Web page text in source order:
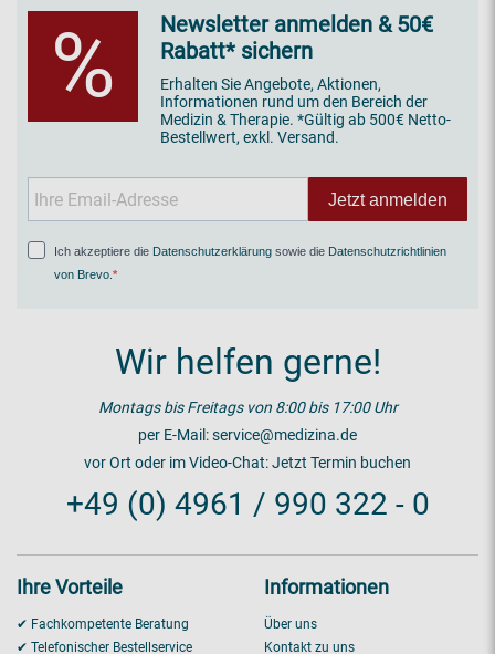
%
Newsletter anmelden & 50€
Rabatt* sichern
Erhalten Sie Angebote, Aktionen,
Informationen rund um den Bereich der
Medizin & Therapie. *Gültig ab 500€ Netto-
Bestellwert, exkl. Versand.
Jetzt anmelden
Ich akzeptiere die Datenschutzerklärung sowie die Datenschutzrichtlinien
von Brevo
Wir helfen gerne!
Montags bis Freitags von 8:00 bis 17:00 Uhr
per E-Mail:service@medizina.de
vor Ort oder im Video-Chat:Jetzt Termin buchen
+49 (0) 4961 / 990 322 - 0
Ihre Vorteile
✔ Fachkompetente Beratung
✔ Telefonischer Bestellservice
Informationen
Über uns
Kontakt zu uns